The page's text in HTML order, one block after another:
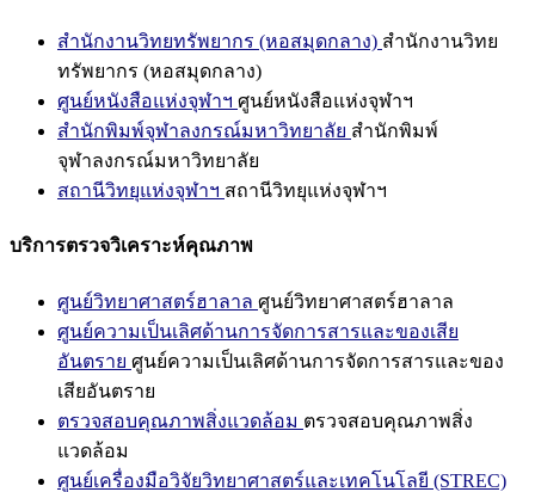
สำนักงานวิทยทรัพยากร (หอสมุดกลาง) สำนักงานวิทย
ทรัพยากร (หอสมุดกลาง)
ศูนย์หนังสือแห่งจุฬาฯ ศูนย์หนังสือแห่งจุฬาฯ
สำนักพิมพ์จุฬาลงกรณ์มหาวิทยาลัย สำนักพิมพ์
จุฬาลงกรณ์มหาวิทยาลัย
สถานีวิทยุแห่งจุฬาฯ สถานีวิทยุแห่งจุฬาฯ
บริการตรวจวิเคราะห์คุณภาพ
ศูนย์วิทยาศาสตร์ฮาลาล ศูนย์วิทยาศาสตร์ฮาลาล
ศูนย์ความเป็นเลิศด้านการจัดการสารและของเสีย
อันตราย ศูนย์ความเป็นเลิศด้านการจัดการสารและของ
เสียอันตราย
ตรวจสอบคุณภาพสิ่งแวดล้อม ตรวจสอบคุณภาพสิ่ง
แวดล้อม
ศูนย์เครื่องมือวิจัยวิทยาศาสตร์และเทคโนโลยี (STREC)